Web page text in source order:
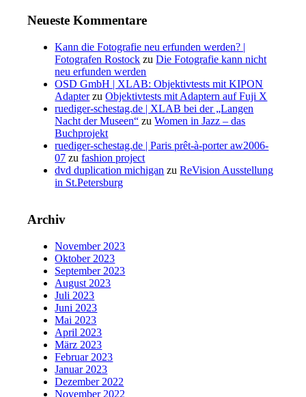
Neueste Kommentare
Kann die Fotografie neu erfunden werden? |
Fotografen Rostock zuDie Fotografie kann nicht
neu erfunden werden
OSD GmbH | XLAB: Objektivtests mit KIPON
AdapterzuObjektivtests mit Adaptern auf Fuji X
ruediger-schestag.de | XLAB bei der „Langen
Nacht der Museen“ zuWomen in Jazz – das
Buchprojekt
ruediger-schestag.de | Paris prêt-à-porter aw2006-
07 zufashion project
dvd duplication michigan zuReVision Ausstellung
in St.Petersburg
Archiv
November 2023
Oktober 2023
September 2023
August 2023
Juli 2023
Juni 2023
Mai 2023
April 2023
März 2023
Februar 2023
Januar 2023
Dezember 2022
November 2022